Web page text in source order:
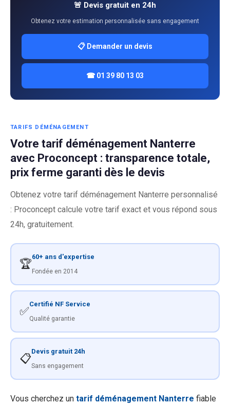
🚨 Devis gratuit en 24h
Obtenez votre estimation personnalisée sans engagement
📋 Demander un devis
☎ 01 39 80 13 03
TARIFS DÉMÉNAGEMENT
Votre tarif déménagement Nanterre
avec Proconcept : transparence totale,
prix ferme garanti dès le devis
Obtenez votre tarif déménagement Nanterre personnalisé
: Proconcept calcule votre tarif exact et vous répond sous
24h, gratuitement.
🏆
60+ ans d'expertise
Fondée en 2014
✅
Certifié NF Service
Qualité garantie
📋
Devis gratuit 24h
Sans engagement
Vous cherchez un tarif déménagement Nanterre fiable